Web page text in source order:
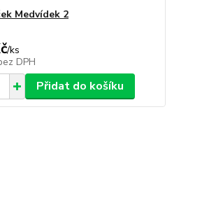
Medvídek 2
/ks
DPH
Přidat do košíku